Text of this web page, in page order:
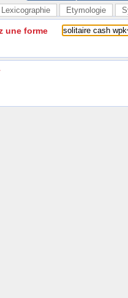
Lexicographie Etymologie
une forme